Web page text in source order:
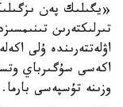
«يگىلىك پەن
تىرلىكتەرىن
اۋلەتتەرىندە ۇلى
اكەسى سۇگىرباي
وزىنە تۇسپەسى بارما.